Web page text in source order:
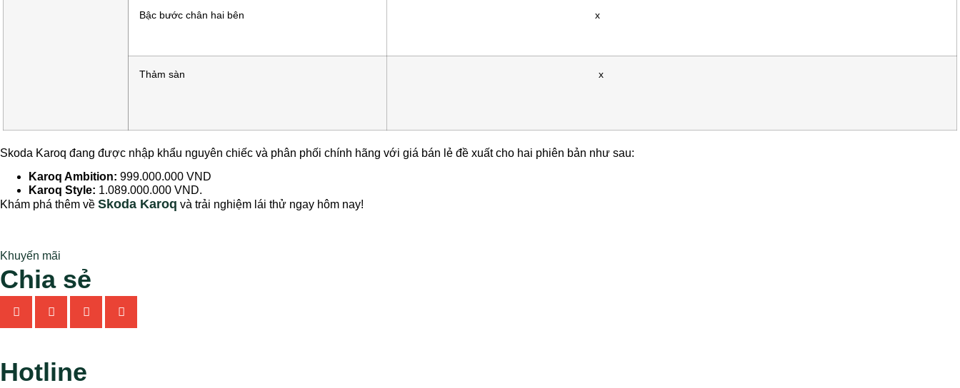
Bậc bước chân hai bên x
Thảm sàn x
Skoda Karoq đang được nhập khẩu nguyên chiếc và phân phối chính hãng với giá bán lẻ đề xuất cho hai phiên bản như sau:
Karoq Ambition: 999.000.000 VND
Karoq Style: 1.089.000.000 VND.
Khám phá thêm về Skoda Karoq và trải nghiệm lái thử ngay hôm nay!
Khuyến mãi
Chia sẻ
Hotline